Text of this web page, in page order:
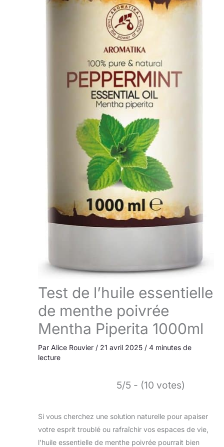
Test de l’huile essentielle
de menthe poivrée
Mentha Piperita 1000ml
Par Alice Rouvier / 21 avril 2025 / 4 minutes de
lecture
5/5 - (10 votes)
Si vous cherchez une solution naturelle pour apaiser
votre esprit troublé ou rafraîchir vos espaces de vie,
l’huile essentielle de menthe poivrée pourrait bien